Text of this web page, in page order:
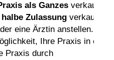
als Ganzes verkaufen.
halbe Zulassung verkaufen
eine Ärztin anstellen.
Ihre Praxis in ein
Praxis durch